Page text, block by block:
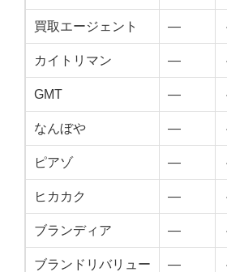
買取エージェント —
カイトリマン —
GMT —
なんぼや —
ピアゾ —
ヒカカク —
ブランディア —
ブランドリバリュー —